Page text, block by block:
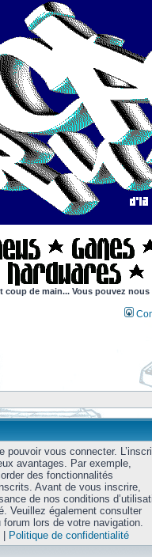
coup de main... Vous pouvez
vous connecter.
avantages. Par exemple,
des fonctionnalités
Avant de vous inscrire,
de nos conditions
Veuillez également consulter
lors de votre navigation.
| Politique de confidentialité